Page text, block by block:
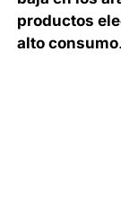
productos
alto consumo.